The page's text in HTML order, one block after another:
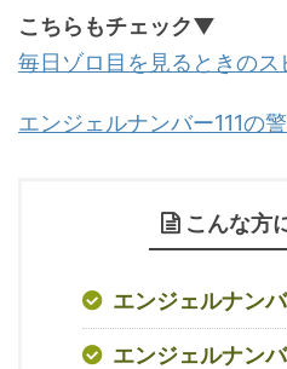
こちらもチェック▼
毎日ゾロ目を見るときの
エンジェルナンバー111の
こんな方
エンジェルナン
エンジェルナン